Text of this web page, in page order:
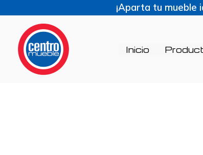
contenido
¡Aparta tu mueble
Inicio